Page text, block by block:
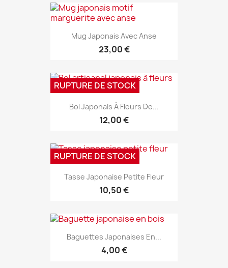
Mug Japonais Avec Anse
23,00 €
Bol Japonais À Fleurs De...
12,00 €
RUPTURE DE STOCK
Tasse Japonaise Petite Fleur
10,50 €
RUPTURE DE STOCK
Baguettes Japonaises En...
4,00 €